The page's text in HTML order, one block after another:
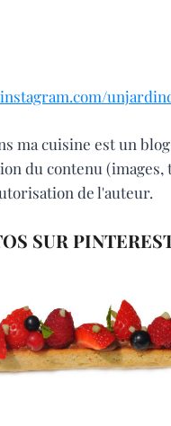
ma cuisine est un blog
du contenu (images,
de l'auteur.
SUR